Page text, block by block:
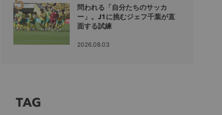
問われる「自分たちのサッカ
ー」。J1に挑むジェフ千葉が直
面する試練
2026.08.03
TAG